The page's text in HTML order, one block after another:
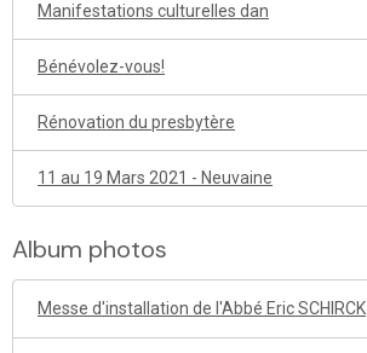
Manifestations culturelles dan
Bénévolez-vous!
Rénovation du presbytère
11 au 19 Mars 2021 - Neuvaine
Album photos
Messe d'installation de l'Abbé Eric SCHIRCK